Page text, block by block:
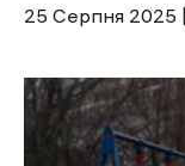
25 Cерпня 2025